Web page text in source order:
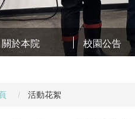
關於本院 校園公告
活動花絮